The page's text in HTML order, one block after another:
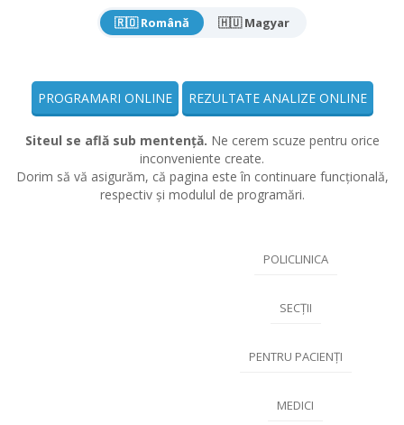
🇷🇴 Română 🇭🇺 Magyar
PROGRAMARI ONLINE REZULTATE ANALIZE ONLINE
Siteul se află sub mentență. Ne cerem scuze pentru orice
inconveniente create.
Dorim să vă asigurăm, că pagina este în continuare funcțională,
respectiv și modulul de programări.
POLICLINICA
SECȚII
PENTRU PACIENȚI
MEDICI